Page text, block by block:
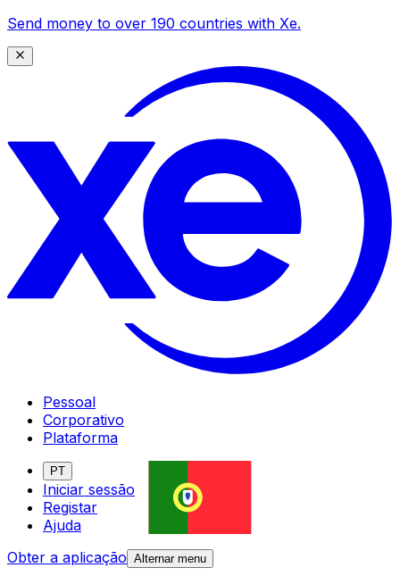
Send money to over 190 countries with Xe.
Pessoal
Corporativo
Plataforma
PT
Iniciar sessão
Registar
Ajuda
Obter a aplicação Alternar menu